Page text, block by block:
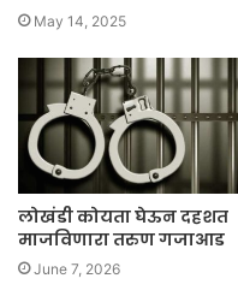
May 14, 2025
लोखंडी कोयता घेऊन दहशत
माजविणारा तरुण गजाआड
June 7, 2026